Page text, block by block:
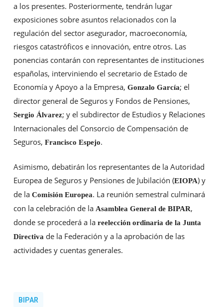
a los presentes. Posteriormente, tendrán lugar
exposiciones sobre asuntos relacionados con la
regulación del sector asegurador, macroeconomía,
riesgos catastróficos e innovación, entre otros. Las
ponencias contarán con representantes de instituciones
españolas, interviniendo el secretario de Estado de
Economía y Apoyo a la Empresa, Gonzalo García; el
director general de Seguros y Fondos de Pensiones,
Sergio Álvarez; y el subdirector de Estudios y Relaciones
Internacionales del Consorcio de Compensación de
Seguros, Francisco Espejo.
Asimismo, debatirán los representantes de la Autoridad
Europea de Seguros y Pensiones de Jubilación (EIOPA) y
de la Comisión Europea. La reunión semestral culminará
con la celebración de la Asamblea General de BIPAR,
donde se procederá a la reelección ordinaria de la Junta
Directivade la Federación y a la aprobación de las
actividades y cuentas generales.
BIPAR